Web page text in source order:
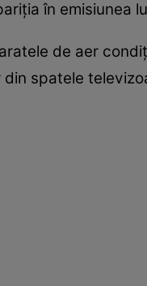
în emisiunea
de aer
spatele